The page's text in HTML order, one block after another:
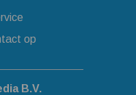
op
B.V.